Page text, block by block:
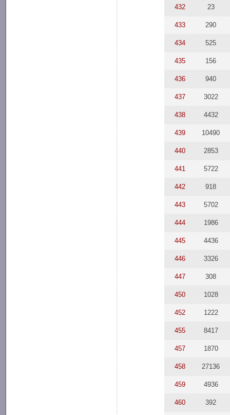
432 23
433 290
434 525
435 156
436 940
437 3022
438 4432
439 10490
440 2853
441 5722
442 918
443 5702
444 1986
445 4436
446 3326
447 308
450 1028
452 1222
455 8417
457 1870
458 27136
459 4936
460 392